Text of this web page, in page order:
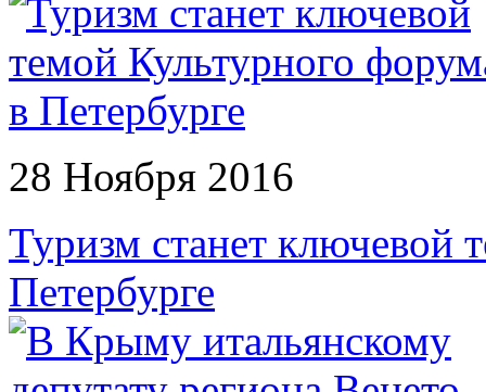
28 Ноября 2016
Туризм станет ключевой
Петербурге